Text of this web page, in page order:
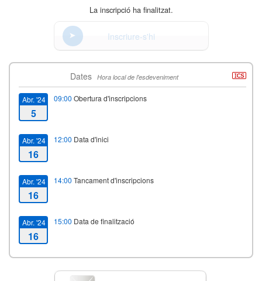
La inscripció ha finalitzat.
Inscriure-s'hi
Dates Hora local de l'esdeveniment
Abr. '24
5
09:00 Obertura d'inscripcions
Abr. '24
16
12:00 Data d'inici
Abr. '24
16
14:00 Tancament d'inscripcions
Abr. '24
16
15:00 Data de finalització